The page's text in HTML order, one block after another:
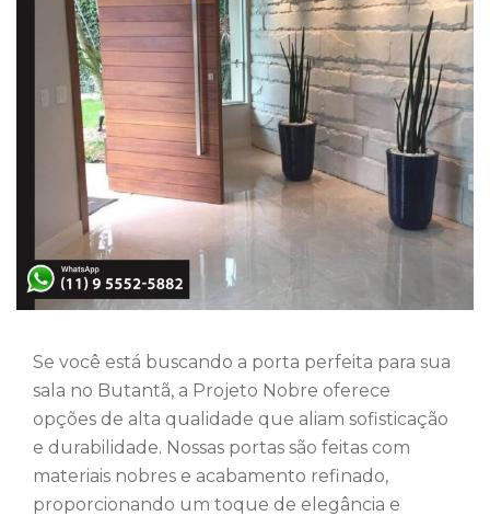
Se você está buscando a porta perfeita para sua
sala no Butantã, a Projeto Nobre oferece
opções de alta qualidade que aliam sofisticação
e durabilidade. Nossas portas são feitas com
materiais nobres e acabamento refinado,
proporcionando um toque de elegância e